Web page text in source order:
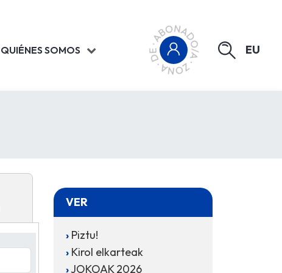
QUIÉNES SOMOS EU
VER
Piztu!
Kirol elkarteak
JOKOAK 2026